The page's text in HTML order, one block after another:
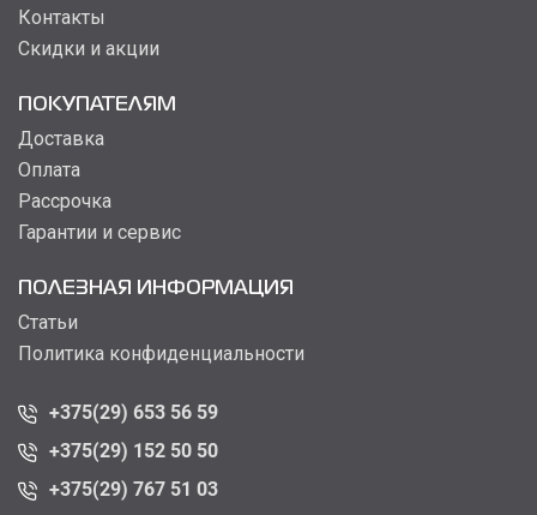
Контакты
Скидки и акции
ПОКУПАТЕЛЯМ
Доставка
Оплата
Рассрочка
Гарантии и сервис
ПОЛЕЗНАЯ ИНФОРМАЦИЯ
Статьи
Политика конфиденциальности
+375(29) 653 56 59
+375(29) 152 50 50
+375(29) 767 51 03